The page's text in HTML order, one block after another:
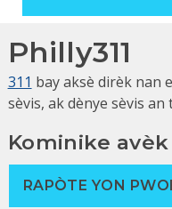
Philly311
311 bay aksè dirèk nan
sèvis, ak dènye sèvis
Kominike
RAPÒTE YON